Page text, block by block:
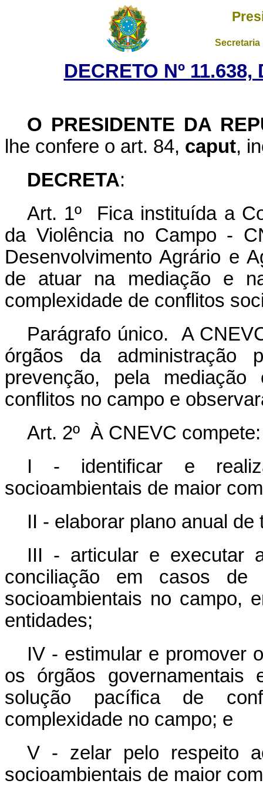
DECRETO Nº
O PRESIDENTE DA
lhe confere o art. 84, caput,
DECRETA:
Art. 1º Fica instituída a
da Violência no Campo -
Desenvolvimento Agrário e
de atuar na mediação e
complexidade de conflitos
Parágrafo único. A
órgãos da administração
prevenção, pela
conflitos no campo e
Art. 2º À CNEVC compete:
I - identificar e
socioambientais de maior
II - elaborar plano anual
III - articular e executar
conciliação em casos de
socioambientais no campo,
entidades;
IV - estimular e promover
os órgãos
solução pacífica de
complexidade no campo; e
V - zelar pelo respeito
socioambientais de maior